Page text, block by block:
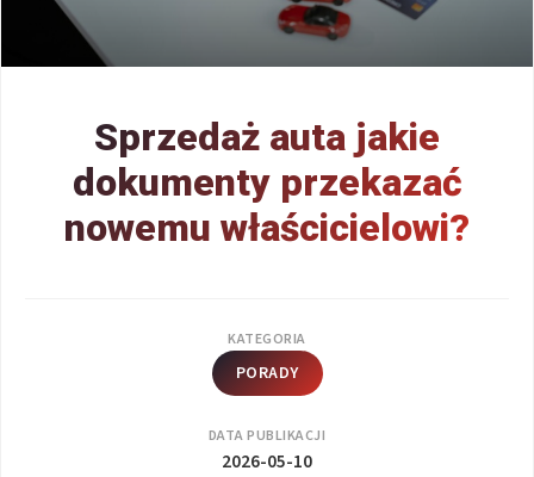
Sprzedaż auta jakie
dokumenty przekazać
nowemu właścicielowi?
KATEGORIA
PORADY
DATA PUBLIKACJI
2026-05-10